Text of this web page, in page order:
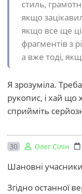
стиль,
якщо
якщо все ще
фрагментів з
а вже тоді,
Я зрозуміла.
рукопис, і хай що
сприйміть
30 Олег Сілін
Шановні
Згідно останної